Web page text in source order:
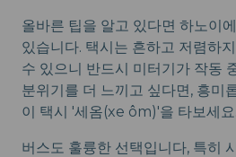
올바른 팁을 알고 있다면 하노이
있습니다. 택시는 흔하고 저렴하
수 있으니 반드시 미터기가 작동
분위기를 더 느끼고 싶다면, 흥미
이 택시 '세옴(xe ôm)'을 타보세요.
버스도 훌륭한 선택입니다, 특히